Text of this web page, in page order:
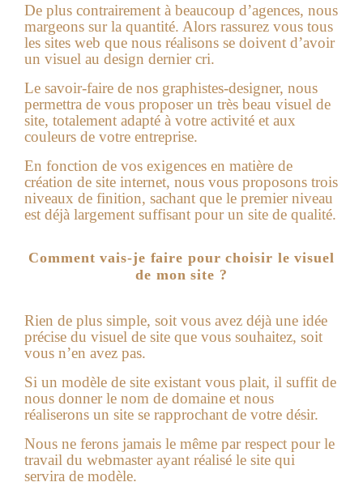
De plus contrairement à beaucoup d’agences, nous
margeons sur la quantité. Alors rassurez vous tous
les sites web que nous réalisons se doivent d’avoir
un visuel au design dernier cri.
Le savoir-faire de nos graphistes-designer, nous
permettra de vous proposer un très beau visuel de
site, totalement adapté à votre activité et aux
couleurs de votre entreprise.
En fonction de vos exigences en matière de
création de site internet, nous vous proposons trois
niveaux de finition, sachant que le premier niveau
est déjà largement suffisant pour un site de qualité.
Comment vais-je faire pour choisir le visuel
de mon site ?
Rien de plus simple, soit vous avez déjà une idée
précise du visuel de site que vous souhaitez, soit
vous n’en avez pas.
Si un modèle de site existant vous plait, il suffit de
nous donner le nom de domaine et nous
réaliserons un site se rapprochant de votre désir.
Nous ne ferons jamais le même par respect pour le
travail du webmaster ayant réalisé le site qui
servira de modèle.